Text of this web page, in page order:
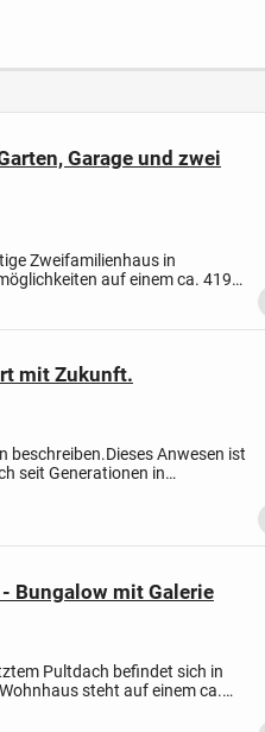
Garage und zwei
Zweifamilienhaus in
auf einem ca. 419
Haus...
mit Zukunft.
beschreiben.Dieses Anwesen ist
seit Generationen in
Bungalow mit Galerie
Pultdach befindet sich in
steht auf einem ca.